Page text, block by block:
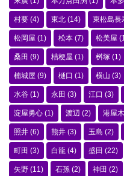
村要 (4) 東北 (14) 東松島長
松岡屋 (1) 松本 (7) 松美屋
桑田 (9) 桔梗屋 (1) 桝塚 (1)
楠城屋 (9) 樋口 (1) 横山 (3)
水谷 (1) 永田 (3) 江口 (3)
淀屋勇心 (1) 渡辺 (2) 港屋
照井 (6) 熊井 (3) 玉島 (2)
町田 (3) 白龍 (4) 盛田 (22)
矢野 (11) 石孫 (2) 神田 (2)